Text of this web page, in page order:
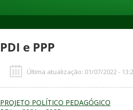
PDI e PPP
Última atualização: 01/07/2022 -
PROJETO POLÍTICO PEDAGÓGICO